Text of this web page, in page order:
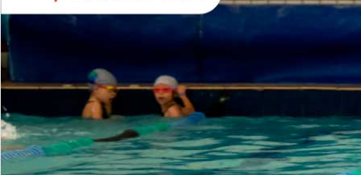
ALUNOS NOVOS
Entre em Contato